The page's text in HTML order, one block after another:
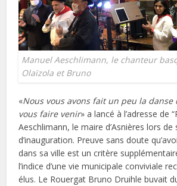
Manuel Aeschlimann, le chanteur
Olaïzola et Bruno
«Nous vous avons fait un peu la
vous faire venir» a lancé à l’adresse de
Aeschlimann, le maire d’Asnières lors de
d’inauguration. Preuve sans doute
dans sa ville est un critère
l’indice d’une vie municipale conviviale
élus. Le Rouergat Bruno Druihle buvait